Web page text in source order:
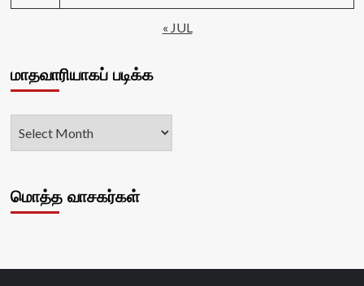
« JUL
மாதவாரியாகப் படிக்க
மொத்த வாசகர்கள்